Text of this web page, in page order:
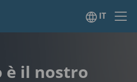
IT
è il nostro